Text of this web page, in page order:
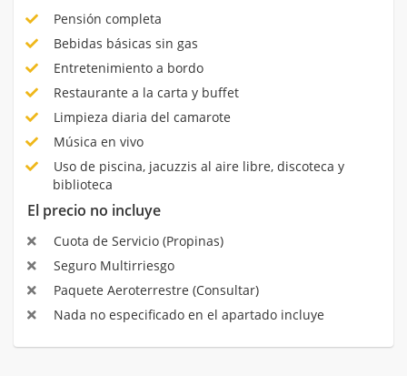
Pensión completa
Bebidas básicas sin gas
Entretenimiento a bordo
Restaurante a la carta y buffet
Limpieza diaria del camarote
Música en vivo
Uso de piscina, jacuzzis al aire libre, discoteca y
biblioteca
El precio no incluye
Cuota de Servicio (Propinas)
Seguro Multirriesgo
Paquete Aeroterrestre (Consultar)
Nada no especificado en el apartado incluye